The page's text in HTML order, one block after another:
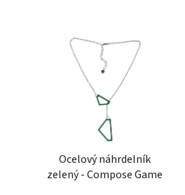
Ocelový náhrdelník
zelený - Compose Game